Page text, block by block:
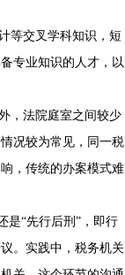
等交叉学科知识，短
专业知识的人才，以
，法院庭室之间较少
况较为常见，同一税
，传统的办案模式难
“先行后刑”，即行
。实践中，税务机关